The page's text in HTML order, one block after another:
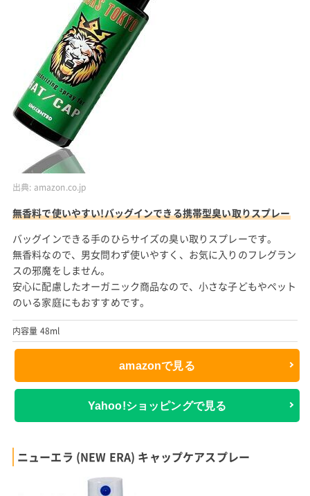
出典: amazon.co.jp
無香料で使いやすい!バッグインできる携帯型臭い取りスプレー
バッグインできる手のひらサイズの臭い取りスプレーです。
無香料なので、男女問わず使いやすく、お気に入りのフレグラン
スの邪魔をしません。
安心に配慮したオーガニック商品なので、小さな子どもやペット
のいる家庭にもおすすめです。
内容量 48ml
amazonで見る
Yahoo!ショッピングで見る
ニューエラ (NEW ERA) キャップケアスプレー